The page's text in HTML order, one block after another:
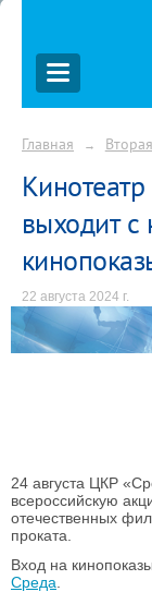
Главная →
выходит с
22 августа 2024 г.
24 августа ЦКР
всероссийскую
отечественных
проката
Вход на
Среда